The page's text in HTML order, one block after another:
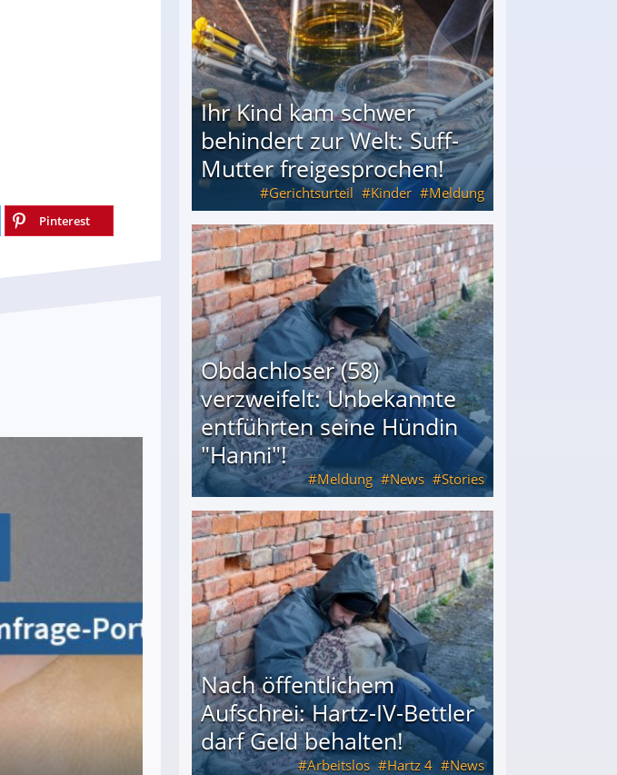
Pinterest
Ihr Kind kam schwer
behindert zur Welt: Suff-
Mutter freigesprochen!
Gerichtsurteil Kinder Meldung
behindert zur Welt: Suff-Mutter freigesprochen!
Obdachloser (58)
verzweifelt: Unbekannte
entführten seine Hündin
"Hanni"!
Meldung News Stories
verzweifelt: Unbekannte entführten seine Hündin "Hanni"!
Nach öffentlichem
Aufschrei: Hartz-IV-Bettler
darf Geld behalten!
Arbeitslos Hartz 4 News